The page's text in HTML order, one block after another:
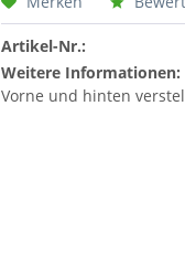
Artikel-Nr.:
Weitere Informationen:
Vorne und hinten